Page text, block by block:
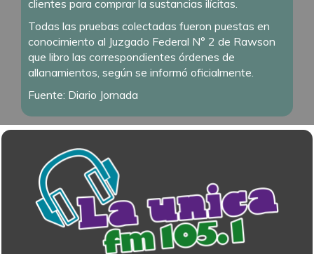
clientes para comprar la sustancias ilícitas.
Todas las pruebas colectadas fueron puestas en
conocimiento al Juzgado Federal N° 2 de Rawson
que libro las correspondientes órdenes de
allanamientos, según se informó oficialmente.
Fuente: Diario Jornada